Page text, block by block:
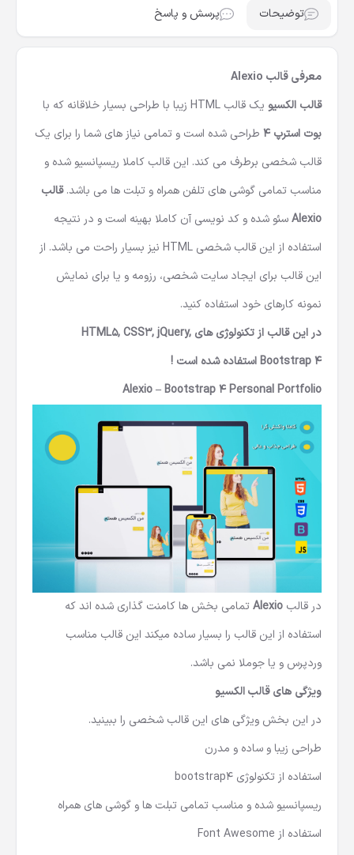
توضیحات پرسش و پاسخ
معرفی قالب Alexio
قالب الکسیو یک قالب HTML
زیبا با طراحی بسیار خلاقانه که با
بوت استرپ 4
طراحی شده است و تمامی نیاز های شما را برای یک
قالب شخصی برطرف می کند. این قالب کاملا ریسپانسیو شده و
مناسب تمامی گوشی های تلفن همراه و تبلت ها می باشد.قالب
Alexioسئو شده و کد نویسی آن کاملا بهینه است و در نتیجه
استفاده از این قالب شخصی HTML
نیز بسیار راحت می باشد. از
این قالب برای ایجاد سایت شخصی، رزومه و یا برای نمایش
نمونه کارهای خود استفاده کنید.
در این قالب از تکنولوژی های HTML5, CSS3, jQuery,
Bootstrap 4 استفاده شده است !
Alexio – Bootstrap 4 Personal Portfolio
در قالب Alexioتمامی بخش ها کامنت گذاری شده اند که
استفاده از این قالب را بسیار ساده میکند این قالب مناسب
وردپرس و یا جوملا نمی باشد.
ویژگی های قالب الکسیو
در این بخش ویژگی های این قالب شخصی را ببینید.
طراحی زیبا و ساده و مدرن
استفاده از تکنولوژی bootstrap4
ریسپانسیو شده و مناسب تمامی تبلت ها و گوشی های همراه
استفاده از Font Awesome